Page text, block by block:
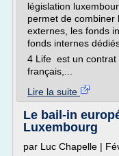
législation
permet de combiner
externes, les fonds
fonds internes
4 Life est un contrat
français,...
Lire la suite
Le bail-in
Luxembourg
par Luc Chapelle |